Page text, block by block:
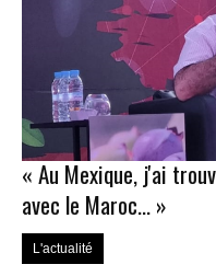
« Au Mexique, j'ai
avec le Maroc… »
L'actualité